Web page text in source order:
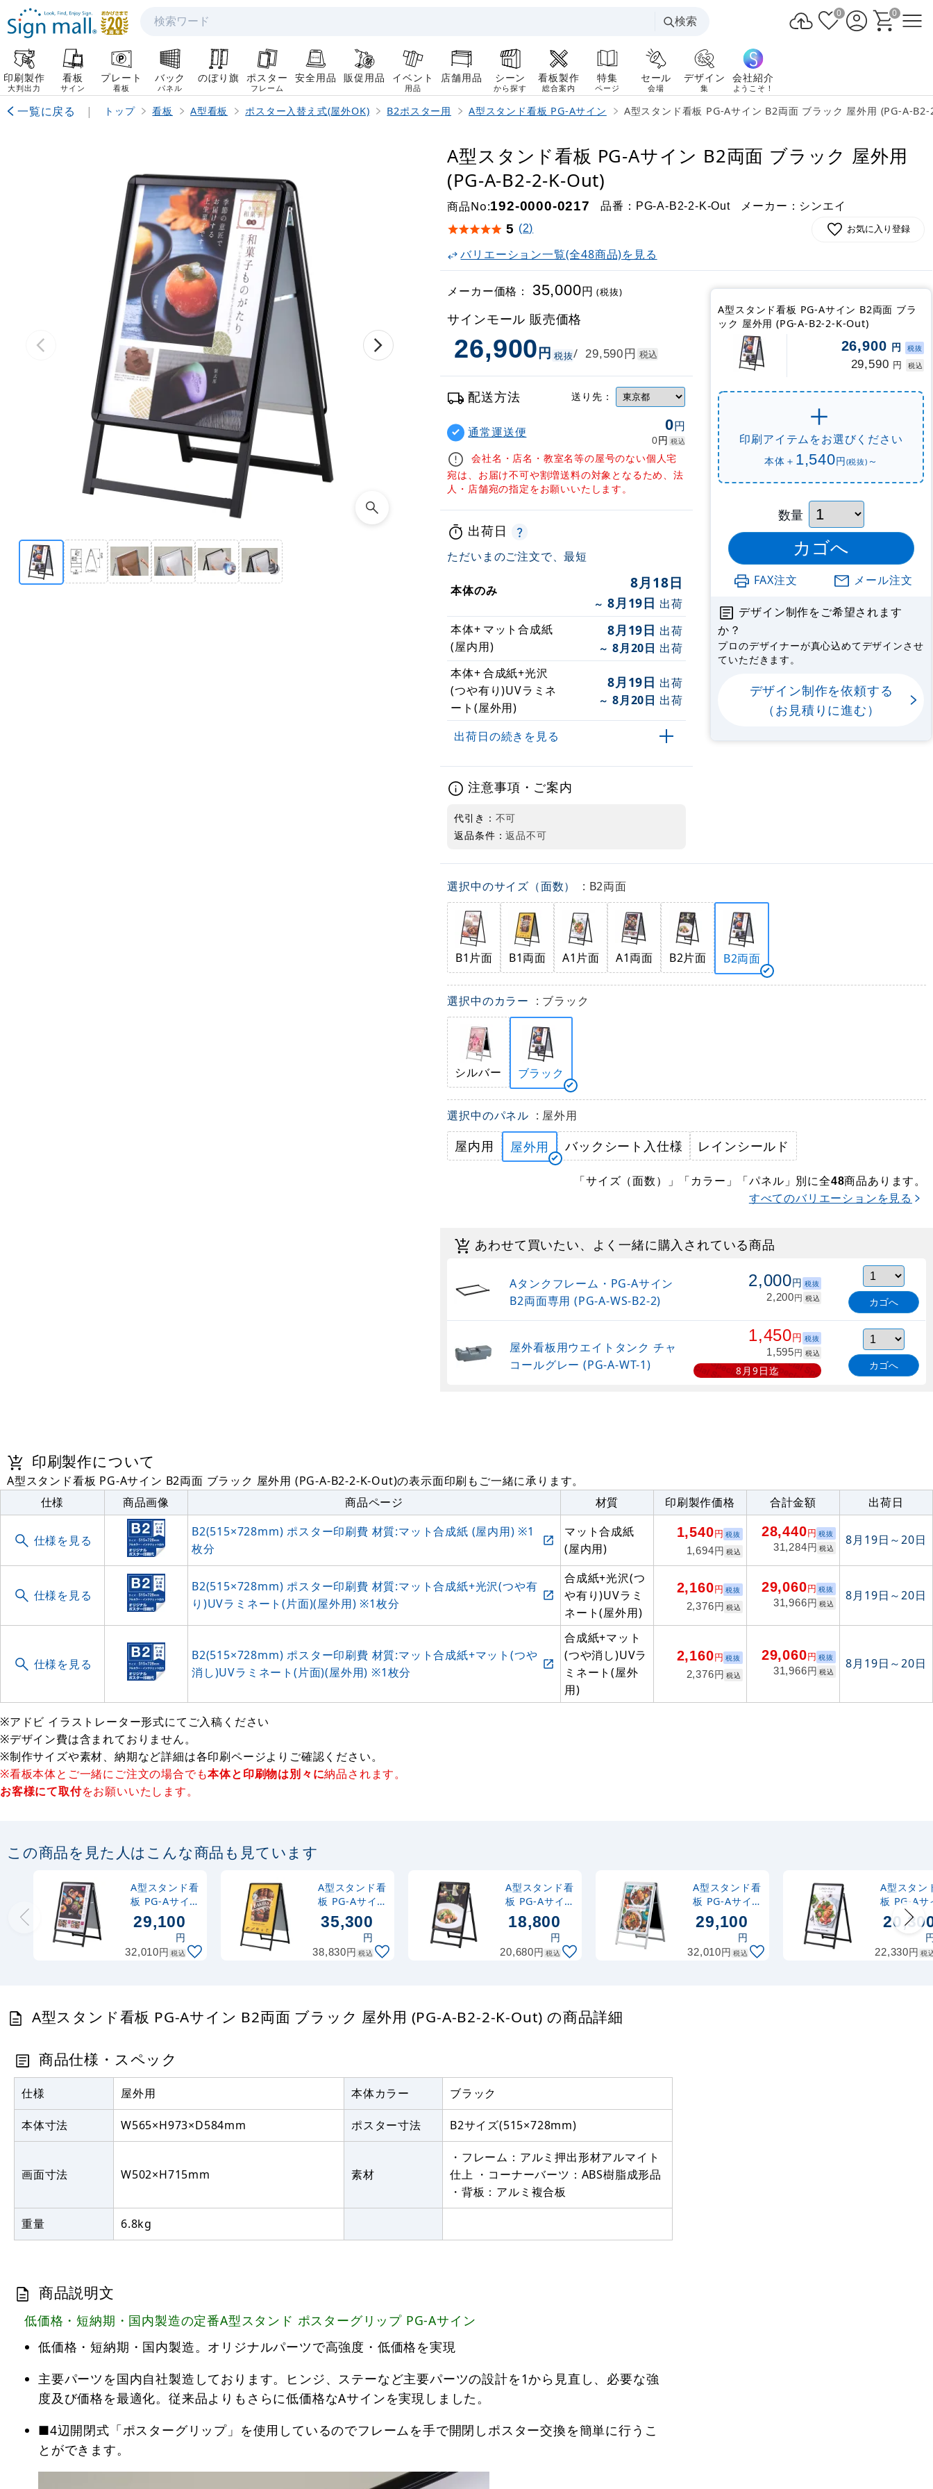
検索
検索
0 0
印刷製作
大判出力
看板
サイン
プレート
看板
バック
パネル
のぼり旗 ポスター
フレーム
安全用品 販促用品 イベント
用品
店舗用品 シーン
から探す
看板製作
総合案内
特集
ページ
セール
会場
デザイン
集
会社紹介
ようこそ！
一覧に戻る | トップ 看板 A型看板 ポスター入替え式(屋外OK) B2ポスター用 A型スタンド看板 PG-Aサイン A型スタンド看板 PG-Aサイン B2両面 ブラック 屋外用 (PG-A-
A型スタンド看板 PG-Aサイン B2両面 ブラック 屋外用
(PG-A-B2-2-K-Out)
商品No:192-0000-0217 品番： PG-A-B2-2-K-Out メーカー：シンエイ
5 (2) お気に入り登録
バリエーション一覧(全48商品)を見る
メーカー価格： 35,000円(税抜)
サインモール 販売価格
26,900円 税抜/ 29,590円 税込
配送方法 送り先：
通常運送便 0円
0円 税込
会社名・店名・教室名等の屋号のない個人宅
宛は、お届け不可や割増送料の対象となるため、法
人・店舗宛の指定をお願いいたします。
出荷日
ただいまのご注文で、最短
本体のみ 8月18日
～ 8月19日 出荷
本体+ マット合成紙
(屋内用)
8月19日 出荷
～ 8月20日 出荷
本体+合成紙+光沢
(つや有り)UVラミネ
ート(屋外用)
8月19日 出荷
～ 8月20日 出荷
出荷日の続きを見る
注意事項・ご案内
代引き： 不可
返品条件：返品不可
A型スタンド看板 PG-Aサイン B2両面 ブラ
ック 屋外用 (PG-A-B2-2-K-Out)
26,900 円 税抜
29,590 円 税込
印刷アイテムをお選びください
本体＋ 1,540円(税抜) ～
数量
FAX注文 メール注文
デザイン制作をご希望されます
か？
プロのデザイナーが真心込めてデザインさせ
ていただきます。
デザイン制作を依頼する
（お見積りに進む）
選択中のサイズ（面数） : B2両面
B1片面 B1両面 A1片面 A1両面 B2片面 B2両面
選択中のカラー : ブラック
シルバー ブラック
選択中のパネル : 屋外用
屋内用 屋外用 バックシート入仕様 レインシールド
「サイズ（面数）」「カラー」「パネル」別に全48商品あります。
すべてのバリエーションを見る
あわせて買いたい、よく一緒に購入されている商品
Aタンクフレーム・PG-Aサイン
B2両面専用 (PG-A-WS-B2-2)
2,000円 税抜
2,200円 税込 カゴへ
屋外看板用ウエイトタンク チャ
コールグレー (PG-A-WT-1)
1,450円 税抜
1,595円 税込
8月9日迄 カゴへ
印刷製作について
A型スタンド看板 PG-Aサイン B2両面 ブラック 屋外用 (PG-A-B2-2-K-Out)の表示面印刷もご一緒に承ります。
仕様
商品画像 商品ページ 材質 印刷製作価格 合計金額 出荷日
仕様を見る
B2(515×728mm) ポスター印刷費 材質:マット合成紙 (屋内用) ※1
枚分
マット合成紙
(屋内用)
1,540円 税抜
1,694円 税込
28,440円 税抜
31,284円 税込
8月19日～20日
仕様を見る
B2(515×728mm) ポスター印刷費 材質:マット合成紙+光沢(つや有
り)UVラミネート(片面)(屋外用) ※1枚分
合成紙+光沢(つ
や有り)UVラミ
ネート(屋外用)
2,160円 税抜
2,376円 税込
29,060円 税抜
31,966円 税込
8月19日～20日
仕様を見る
B2(515×728mm) ポスター印刷費 材質:マット合成紙+マット(つや
消し)UVラミネート(片面)(屋外用) ※1枚分
合成紙+マット
(つや消し)UVラ
ミネート(屋外
用)
2,160円 税抜
2,376円 税込
29,060円 税抜
31,966円 税込
8月19日～20日
※アドビ イラストレーター形式にてご入稿ください
※デザイン費は含まれておりません。
※制作サイズや素材、納期など詳細は各印刷ページよりご確認ください。
※看板本体とご一緒にご注文の場合でも本体と印刷物は別々に納品されます。
お客様にて取付をお願いいたします。
この商品を見た人はこんな商品も見ています
A型スタンド看
板 PG-Aサイ
ン A1両面 ブ
ラック 屋外用
(PG-A-A1-2-
K-Out)
29,100
円
32,010円 税込
A型スタンド看
板 PG-Aサイ
ン B1両面 ブ
ラック 屋外用
(PG-A-B1-2-
K-Out)
35,300
円
38,830円 税込
A型スタンド看
板 PG-Aサイ
ン B2片面 ブ
ラック 屋外用
(PG-A-B2-1-
K-Out)
18,800
円
20,680円 税込
A型スタンド看
板 PG-Aサイ
ン A1両面 シ
ルバー 屋外用
(PG-A-A1-2-
S-Out)
29,100
円
32,010円 税込
A型スタン
板 PG-Aサ
ン A1片面 ブ
ラック 屋
(PG-A-
K-Out)
22,330円 税
A型スタンド看板 PG-Aサイン B2両面 ブラック 屋外用 (PG-A-B2-2-K-Out) の商品詳細
商品仕様・スペック
仕様 屋外用 本体カラー ブラック
本体寸法 W565×H973×D584mm ポスター寸法 B2サイズ(515×728mm)
画面寸法 W502×H715mm 素材
・フレーム：アルミ押出形材アルマイト
仕上 ・コーナーバーツ：ABS樹脂成形品
・背板：アルミ複合板
重量 6.8kg
商品説明文
低価格・短納期・国内製造の定番A型スタンド ポスターグリップ PG-Aサイン
低価格・短納期・国内製造。オリジナルパーツで高強度・低価格を実現
主要パーツを国内自社製造しております。ヒンジ、ステーなど主要パーツの設計を1から見直し、必要な強
度及び価格を最適化。従来品よりもさらに低価格なAサインを実現しました。
■4辺開閉式「ポスターグリップ」を使用しているのでフレームを手で開閉しポスター交換を簡単に行うこ
とができます。